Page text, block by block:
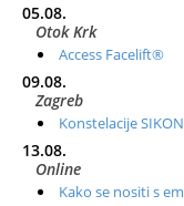
05.08.
Otok Krk
Access Facelift®
09.08.
Zagreb
Konstelacije
13.08.
Online
Kako se nositi s